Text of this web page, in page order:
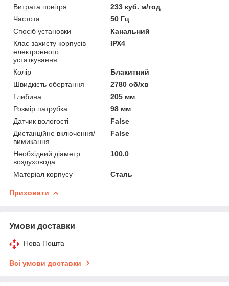
Витрата повітря
233 куб. м/год
Частота
50 Гц
Спосіб установки
Канальний
Клас захисту корпусів
електронного
устаткування
ІРХ4
Колір
Блакитний
Швидкість обертання
2780 об/хв
Глибина
205 мм
Розмір патрубка
98 мм
Датчик вологості
False
Дистанційне включення/
вимикання
False
Необхідний діаметр
воздуховода
100.0
Матеріал корпусу Сталь
Приховати
Умови доставки
Нова Пошта
Всі умови доставки